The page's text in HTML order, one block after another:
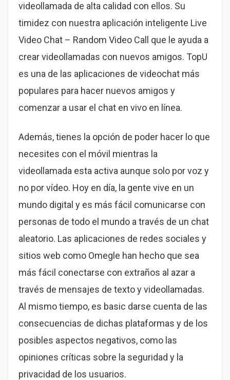
videollamada de alta calidad con ellos. Su
timidez con nuestra aplicación inteligente Live
Video Chat – Random Video Call que le ayuda a
crear videollamadas con nuevos amigos. TopU
es una de las aplicaciones de videochat más
populares para hacer nuevos amigos y
comenzar a usar el chat en vivo en línea.
Además, tienes la opción de poder hacer lo que
necesites con el móvil mientras la
videollamada esta activa aunque solo por voz y
no por vídeo. Hoy en día, la gente vive en un
mundo digital y es más fácil comunicarse con
personas de todo el mundo a través de un chat
aleatorio. Las aplicaciones de redes sociales y
sitios web como Omegle han hecho que sea
más fácil conectarse con extraños al azar a
través de mensajes de texto y videollamadas.
Al mismo tiempo, es basic darse cuenta de las
consecuencias de dichas plataformas y de los
posibles aspectos negativos, como las
opiniones críticas sobre la seguridad y la
privacidad de los usuarios.